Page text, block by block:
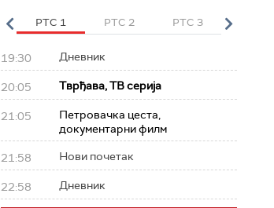
РТС 1 РТС 2 РТС 3 РТС
19:30 Дневник
20:05 Тврђава, ТВ серија
21:05
Петровачка цеста,
документарни филм
21:58 Нови почетак
22:58 Дневник